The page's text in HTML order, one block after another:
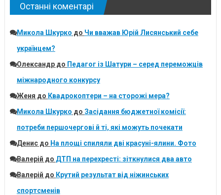
Останні коментарі
Микола Шкурко до Чи вважав Юрій Лисянський себе
українцем?
Олександрдо Педагог із Шатури – серед переможців
міжнародного конкурсу
Женя до Квадрокоптери – на сторожі мера?
Микола Шкурко до Засідання бюджетної комісії:
потреби першочергові й ті, які можуть почекати
Денисдо На площі спиляли дві красуні-ялини. Фото
Валерій до ДТП на перехресті: зіткнулися два авто
Валерій до Крутий результат від ніжинських
спортсменів